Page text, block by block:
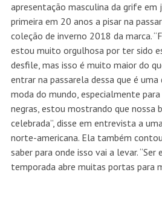
apresentação masculina da grife em
primeira em 20 anos a pisar na
coleção de inverno 2018 da marca.
estou muito orgulhosa por ter sido
desfile, mas isso é muito maior do
entrar na passarela dessa que é uma
moda do mundo, especialmente
negras, estou mostrando que nossa
celebrada”, disse em entrevista a
norte-americana. Ela também
saber para onde isso vai a levar. “Ser
temporada abre muitas portas para